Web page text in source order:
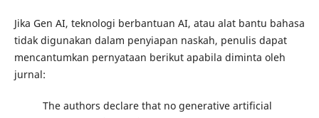
Jika Gen AI, teknologi berbantuan AI, atau alat bantu bahasa
tidak digunakan dalam penyiapan naskah, penulis dapat
mencantumkan pernyataan berikut apabila diminta oleh
jurnal:
The authors declare that no generative artificial